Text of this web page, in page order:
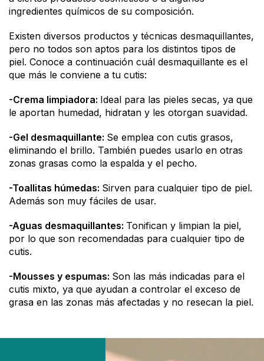
ingredientes químicos de su composición.
Existen diversos productos y técnicas desmaquillantes,
pero no todos son aptos para los distintos tipos de
piel. Conoce a continuación cuál desmaquillante es el
que más le conviene a tu cutis:
-Crema limpiadora: Ideal para las pieles secas, ya que
le aportan humedad, hidratan y les otorgan suavidad.
-Gel desmaquillante: Se emplea con cutis grasos,
eliminando el brillo. También puedes usarlo en otras
zonas grasas como la espalda y el pecho.
-Toallitas húmedas: Sirven para cualquier tipo de piel.
Además son muy fáciles de usar.
-Aguas desmaquillantes: Tonifican y limpian la piel,
por lo que son recomendadas para cualquier tipo de
cutis.
-Mousses y espumas: Son las más indicadas para el
cutis mixto, ya que ayudan a controlar el exceso de
grasa en las zonas más afectadas y no resecan la piel.